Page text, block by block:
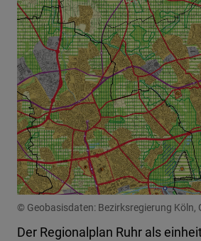
© Geobasisdaten: Bezirksregierung Köln,
Der Regionalplan Ruhr als